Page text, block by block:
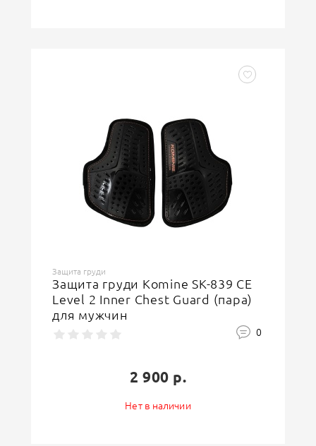
Защита груди
Защита груди Komine SK-839 CE
Level 2 Inner Chest Guard (пара)
для мужчин
0
2 900 р.
Нет в наличии